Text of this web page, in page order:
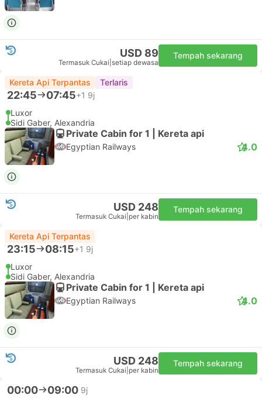
USD 89
Termasuk Cukai setiap dewasa
Tempah sekarang
Kereta Api Terpantas Terlaris
22:45 07:45+1 9j
Luxor
Sidi Gaber, Alexandria
Private Cabin for 1 | Kereta api
Egyptian Railways 4.0
USD 248
Termasuk Cukai per kabin
Tempah sekarang
Kereta Api Terpantas
23:15 08:15+1 9j
Luxor
Sidi Gaber, Alexandria
Private Cabin for 1 | Kereta api
Egyptian Railways 4.0
USD 248
Termasuk Cukai per kabin
Tempah sekarang
00:00 09:00 9j